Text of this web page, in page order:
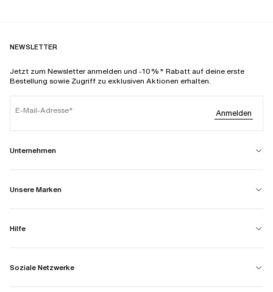
NEWSLETTER
Jetzt zum Newsletter anmelden und -10%* Rabatt auf deine erste
Bestellung sowie Zugriff zu exklusiven Aktionen erhalten.
E-Mail-Adresse Anmelden
Unternehmen
Unsere Marken
Hilfe
Soziale Netzwerke